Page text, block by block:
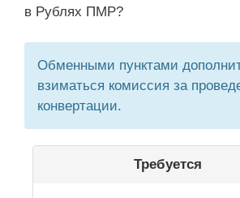
в Рублях ПМР?
Обменными пунктами
взиматься комиссия за
конвертации.
Требуется